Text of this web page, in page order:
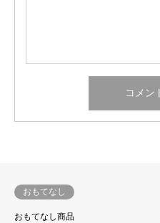
おもてなし
おもてなし商品